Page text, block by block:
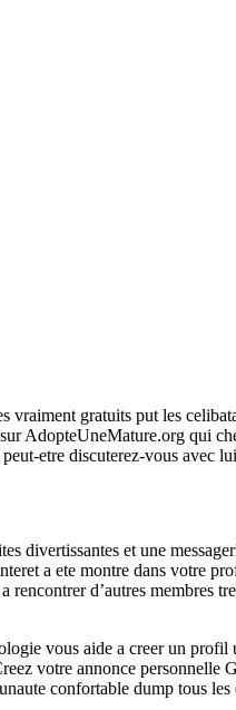
gratuits put les
AdopteUneMature.org qui
etre discuterez-vous avec
divertissantes et une
a ete montre dans votre
d’autres membres
vous aide a creer un
votre annonce
confortable dump tous